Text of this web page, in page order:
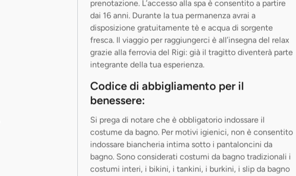
prenotazione. L’accesso alla spa è consentito a partire
dai 16 anni. Durante la tua permanenza avrai a
disposizione gratuitamente tè e acqua di sorgente
fresca. Il viaggio per raggiungerci è all’insegna del relax
grazie alla ferrovia del Rigi: già il tragitto diventerà parte
integrante della tua esperienza.
Codice di abbigliamento per il
benessere:
Si prega di notare che è obbligatorio indossare il
costume da bagno. Per motivi igienici, non è consentito
indossare biancheria intima sotto i pantaloncini da
bagno. Sono considerati costumi da bagno tradizionali i
costumi interi, i bikini, i tankini, i burkini, i slip da bagno